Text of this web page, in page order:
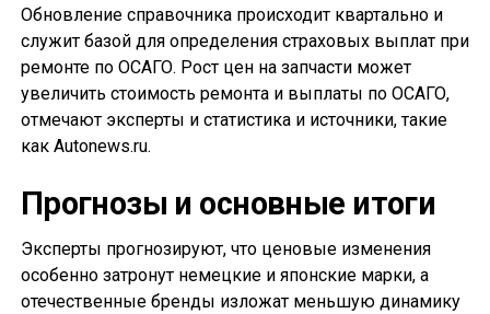
Обновление справочника происходит квартально и
служит базой для определения страховых выплат при
ремонте по ОСАГО. Рост цен на запчасти может
увеличить стоимость ремонта и выплаты по ОСАГО,
отмечают эксперты и статистика и источники, такие
как Autonews.ru.
Прогнозы и основные итоги
Эксперты прогнозируют, что ценовые изменения
особенно затронут немецкие и японские марки, а
отечественные бренды изложат меньшую динамику